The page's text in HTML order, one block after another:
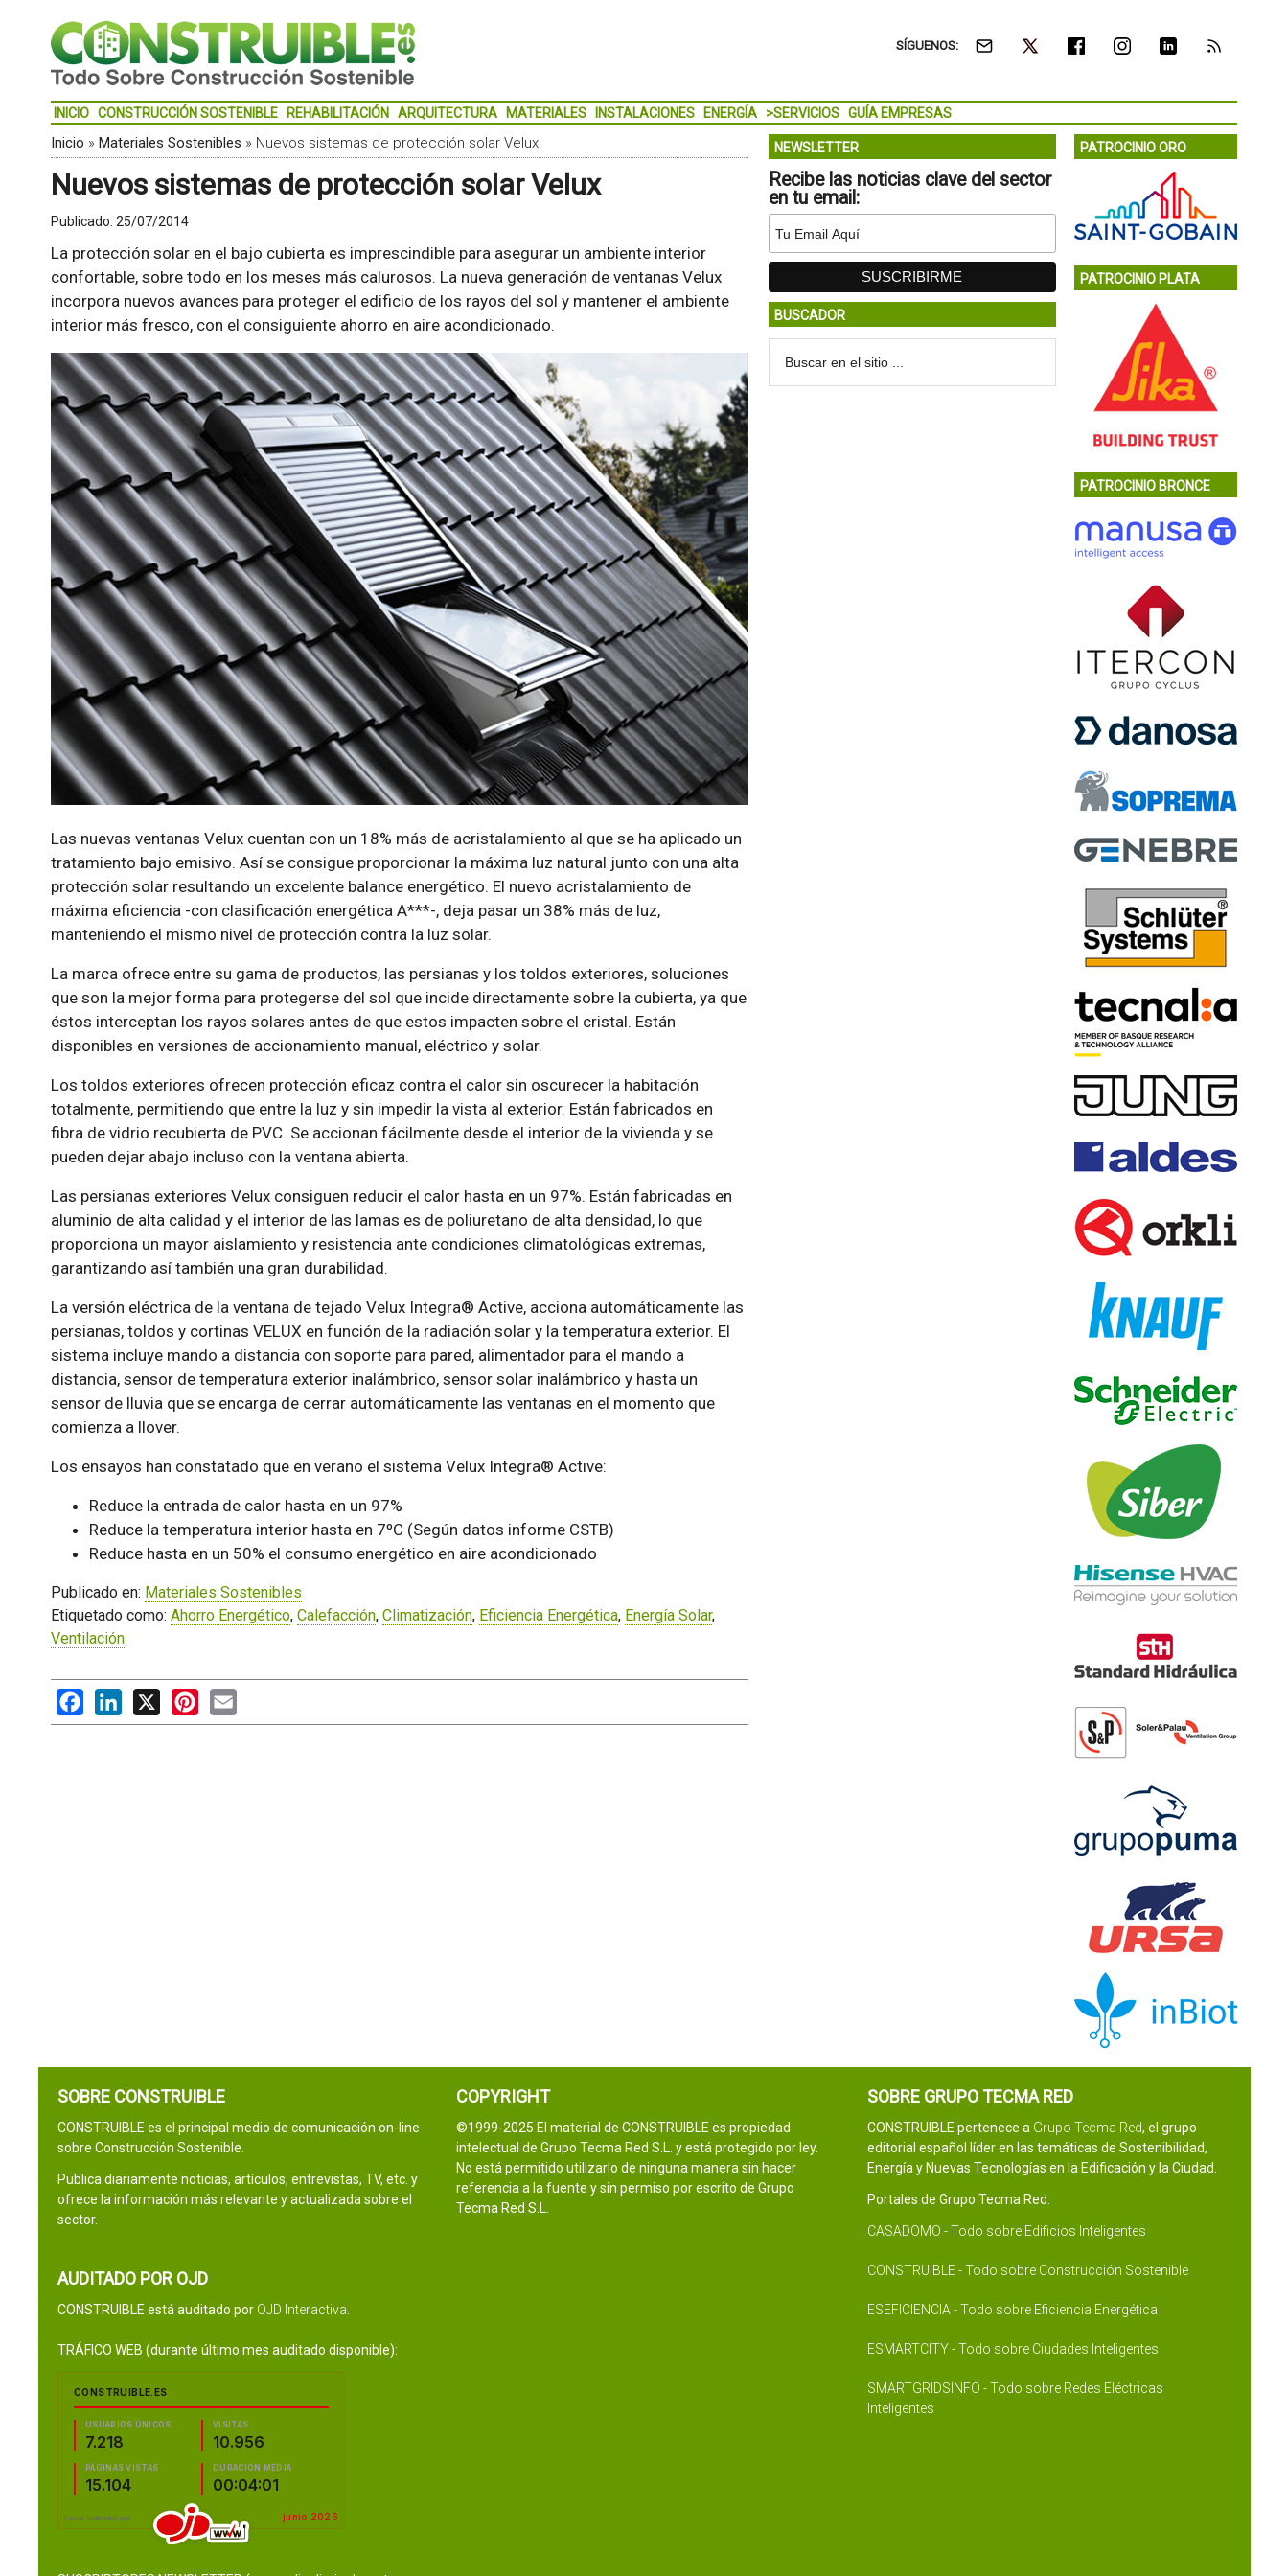
SÍGUENOS:
INICIO CONSTRUCCIÓN SOSTENIBLE REHABILITACIÓN ARQUITECTURA MATERIALES INSTALACIONES ENERGÍA >SERVICIOS GUÍA EMPRESAS
Inicio » Materiales Sostenibles » Nuevos sistemas de protección solar Velux
Nuevos sistemas de protección solar Velux
Publicado: 25/07/2014
La protección solar en el bajo cubierta es imprescindible para asegurar un ambiente interior
confortable, sobre todo en los meses más calurosos. La nueva generación de ventanas Velux
incorpora nuevos avances para proteger el edificio de los rayos del sol y mantener el ambiente
interior más fresco, con el consiguiente ahorro en aire acondicionado.
Las nuevas ventanas Velux cuentan con un 18% más de acristalamiento al que se ha aplicado un
tratamiento bajo emisivo. Así se consigue proporcionar la máxima luz natural junto con una alta
protección solar resultando un excelente balance energético. El nuevo acristalamiento de
máxima eficiencia -con clasificación energética A***-, deja pasar un 38% más de luz,
manteniendo el mismo nivel de protección contra la luz solar.
La marca ofrece entre su gama de productos, las persianas y los toldos exteriores, soluciones
que son la mejor forma para protegerse del sol que incide directamente sobre la cubierta, ya que
éstos interceptan los rayos solares antes de que estos impacten sobre el cristal. Están
disponibles en versiones de accionamiento manual, eléctrico y solar.
Los toldos exteriores ofrecen protección eficaz contra el calor sin oscurecer la habitación
totalmente, permitiendo que entre la luz y sin impedir la vista al exterior. Están fabricados en
fibra de vidrio recubierta de PVC. Se accionan fácilmente desde el interior de la vivienda y se
pueden dejar abajo incluso con la ventana abierta.
Las persianas exteriores Velux consiguen reducir el calor hasta en un 97%. Están fabricadas en
aluminio de alta calidad y el interior de las lamas es de poliuretano de alta densidad, lo que
proporciona un mayor aislamiento y resistencia ante condiciones climatológicas extremas,
garantizando así también una gran durabilidad.
La versión eléctrica de la ventana de tejado Velux Integra® Active, acciona automáticamente las
persianas, toldos y cortinas VELUX en función de la radiación solar y la temperatura exterior. El
sistema incluye mando a distancia con soporte para pared, alimentador para el mando a
distancia, sensor de temperatura exterior inalámbrico, sensor solar inalámbrico y hasta un
sensor de lluvia que se encarga de cerrar automáticamente las ventanas en el momento que
comienza a llover.
Los ensayos han constatado que en verano el sistema Velux Integra® Active:
Reduce la entrada de calor hasta en un 97%
Reduce la temperatura interior hasta en 7ºC (Según datos informe CSTB)
Reduce hasta en un 50% el consumo energético en aire acondicionado
Publicado en: Materiales Sostenibles
Etiquetado como: Ahorro Energético, Calefacción, Climatización, Eficiencia Energética, Energía Solar,
Ventilación
FacebookLinkedIn
X PinterestEmail
NEWSLETTER
Recibe las noticias clave del sector
en tu email:
BUSCADOR
PATROCINIO ORO
PATROCINIO PLATA
PATROCINIO BRONCE
SOBRE CONSTRUIBLE
CONSTRUIBLE es el principal medio de comunicación on-line
sobre Construcción Sostenible.
Publica diariamente noticias, artículos, entrevistas, TV, etc. y
ofrece la información más relevante y actualizada sobre el
sector.
AUDITADO POR OJD
CONSTRUIBLE está auditado por OJD Interactiva
TRÁFICO WEB (durante último mes auditado disponible):
COPYRIGHT
©1999-2025 El material de CONSTRUIBLE es propiedad
intelectual de Grupo Tecma Red S.L. y está protegido por ley.
No está permitido utilizarlo de ninguna manera sin hacer
referencia a la fuente y sin permiso por escrito de Grupo
Tecma Red S.L.
SOBRE GRUPO TECMA RED
CONSTRUIBLE pertenece a Grupo Tecma Red, el grupo
editorial español líder en las temáticas de Sostenibilidad,
Energía y Nuevas Tecnologías en la Edificación y la Ciudad.
Portales de Grupo Tecma Red:
CASADOMO - Todo sobre Edificios Inteligentes
CONSTRUIBLE - Todo sobre Construcción Sostenible
ESEFICIENCIA - Todo sobre Eficiencia Energética
ESMARTCITY - Todo sobre Ciudades Inteligentes
SMARTGRIDSINFO - Todo sobre Redes Eléctricas
Inteligentes